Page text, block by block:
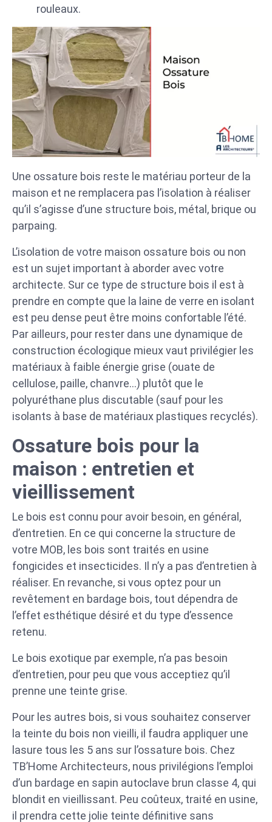
rouleaux.
Une ossature bois reste le matériau porteur de la
maison et ne remplacera pas l’isolation à réaliser
qu’il s’agisse d’une structure bois, métal, brique ou
parpaing.
L’isolation de votre maison ossature bois ou non
est un sujet important à aborder avec votre
architecte. Sur ce type de structure bois il est à
prendre en compte que la laine de verre en isolant
est peu dense peut être moins confortable l’été.
Par ailleurs, pour rester dans une dynamique de
construction écologique mieux vaut privilégier les
matériaux à faible énergie grise (ouate de
cellulose, paille, chanvre…) plutôt que le
polyuréthane plus discutable (sauf pour les
isolants à base de matériaux plastiques recyclés).
Ossature bois pour la
maison : entretien et
vieillissement
Le bois est connu pour avoir besoin, en général,
d’entretien. En ce qui concerne la structure de
votre MOB, les bois sont traités en usine
fongicides et insecticides. Il n’y a pas d’entretien à
réaliser. En revanche, si vous optez pour un
revêtement en bardage bois, tout dépendra de
l’effet esthétique désiré et du type d’essence
retenu.
Le bois exotique par exemple, n’a pas besoin
d’entretien, pour peu que vous acceptiez qu’il
prenne une teinte grise.
Pour les autres bois, si vous souhaitez conserver
la teinte du bois non vieilli, il faudra appliquer une
lasure tous les 5 ans sur l’ossature bois. Chez
TB’Home Architecteurs, nous privilégions l’emploi
d’un bardage en sapin autoclave brun classe 4, qui
blondit en vieillissant. Peu coûteux, traité en usine,
il prendra cette jolie teinte définitive sans